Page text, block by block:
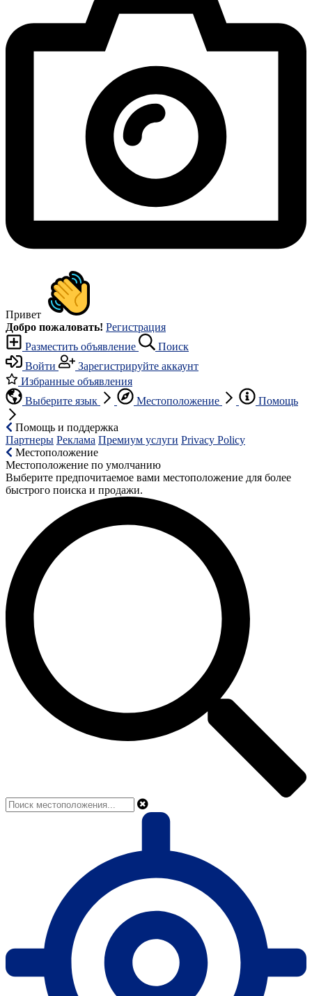
Привет
Добро пожаловать! Регистрация
Разместить объявление
Поиск
Войти
Зарегистрируйте аккаунт
Избранные объявления
Выберите язык
Местоположение Помощь
Помощь и поддержка
Партнеры Реклама Премиум услуги Privacy Policy
Местоположение
Местоположение по умолчанию
Выберите предпочитаемое вами местоположение для более
быстрого поиска и продажи.